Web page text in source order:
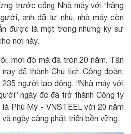
trước cổng Nhà máy với “hàng
anh đã tự nhủ, nhà máy còn
được là một trong những kỹ sư
nơi này.
mới đó mà đã tròn 20 năm. Tân
đã thành Chủ tịch Công đoàn,
người lao động. “Nhà máy với
ngày đó đã trở thành Công ty
Phú Mỹ - VNSTEEL với 20 năm
ngày càng phát triển bền vững.